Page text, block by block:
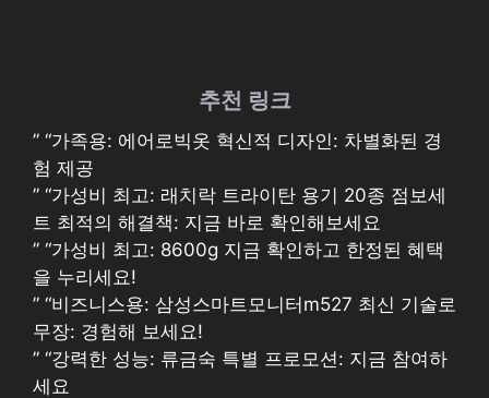
추천 링크
” “가족용: 에어로빅옷 혁신적 디자인: 차별화된 경
험 제공
” “가성비 최고: 래치락 트라이탄 용기 20종 점보세
트 최적의 해결책: 지금 바로 확인해보세요
” “가성비 최고: 8600g 지금 확인하고 한정된 혜택
을 누리세요!
” “비즈니스용: 삼성스마트모니터m527 최신 기술로
무장: 경험해 보세요!
” “강력한 성능: 류금숙 특별 프로모션: 지금 참여하
세요